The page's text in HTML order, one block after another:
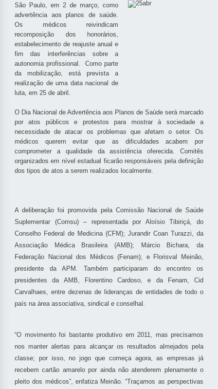
São Paulo, em 2 de março, como
advertência aos planos de saúde.
Os médicos reivindicam
recomposição dos honorários,
estabelecimento de reajuste anual e
fim das interferências sobre a
autonomia profissional. Como parte
da mobilização, está prevista a
realização de uma data nacional de
luta, em 25 de abril.
O Dia Nacional de Advertência aos Planos de Saúde será marcado
por atos públicos e protestos para mostrar à sociedade a
necessidade de atacar os problemas que afetam o setor. Os
médicos querem evitar que as dificuldades acabem por
comprometer a qualidade da assistência oferecida. Comitês
organizados em nível estadual ficarão responsáveis pela definição
dos tipos de atos a serem realizados localmente.
A deliberação foi promovida pela Comissão Nacional de Saúde
Suplementar (Comsu) – representada por Aloísio Tibiriçá, do
Conselho Federal de Medicina (CFM); Jurandir Coan Turazzi, da
Associação Médica Brasileira (AMB); Márcio Bichara, da
Federação Nacional dos Médicos (Fenam); e Florisval Meinão,
presidente da APM. Também participaram do encontro os
presidentes da AMB, Florentino Cardoso, e da Fenam, Cid
Carvalhaes, entre dezenas de lideranças de entidades de todo o
país na área associativa, sindical e conselhal.
“O movimento foi bastante produtivo em 2011, mas precisamos
nos manter alertas para alcançar os resultados almejados pela
classe; por isso, no jogo que começa agora, as empresas já
recebem cartão amarelo por ainda não atenderem plenamente o
pleito dos médicos”, enfatiza Meinão. “Traçamos as perspectivas